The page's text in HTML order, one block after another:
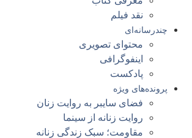
نقد فیلم
چندرسانه‌ای
محتوای تصویری
اینفوگرافی
پادکست
پرونده‌های ویژه
فضای سایبر به روایت زنان
روایت زنانه از سینما
مقاومت؛ سبک زندگی زنانه